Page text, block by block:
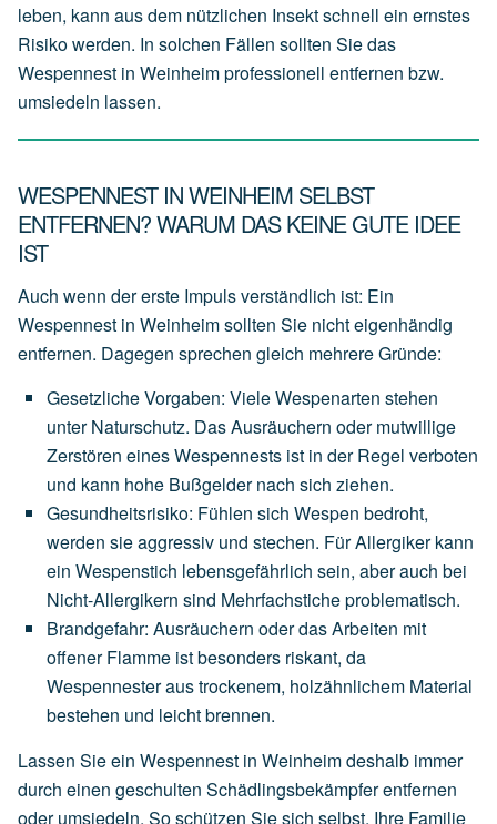
leben, kann aus dem nützlichen Insekt schnell ein ernstes
Risiko werden. In solchen Fällen sollten Sie das
Wespennest in Weinheim professionell entfernen bzw.
umsiedeln lassen.
WESPENNEST IN WEINHEIM SELBST
ENTFERNEN? WARUM DAS KEINE GUTE IDEE
IST
Auch wenn der erste Impuls verständlich ist: Ein
Wespennest in Weinheim sollten Sie nicht eigenhändig
entfernen. Dagegen sprechen gleich mehrere Gründe:
Gesetzliche Vorgaben: VieleWespenarten stehen
unter Naturschutz. DasAusräuchern oder mutwillige
Zerstören einesWespennests ist in der Regel verboten
und kann hohe Bußgelder nach sich ziehen.
Gesundheitsrisiko: Fühlen sich Wespen bedroht,
werden sieaggressiv und stechen. FürAllergiker kann
ein Wespenstich lebensgefährlich sein, aberauch bei
Nicht-Allergikern sind Mehrfachsticheproblematisch.
Brandgefahr: Ausräuchern oderdasArbeiten mit
offener Flamme istbesonders riskant, da
Wespennesteraustrockenem, holzähnlichem Material
bestehen und leichtbrennen.
Lassen Sie ein Wespennest in Weinheim deshalb immer
durch einen geschulten Schädlingsbekämpfer entfernen
oder umsiedeln. So schützen Sie sich selbst, Ihre Familie